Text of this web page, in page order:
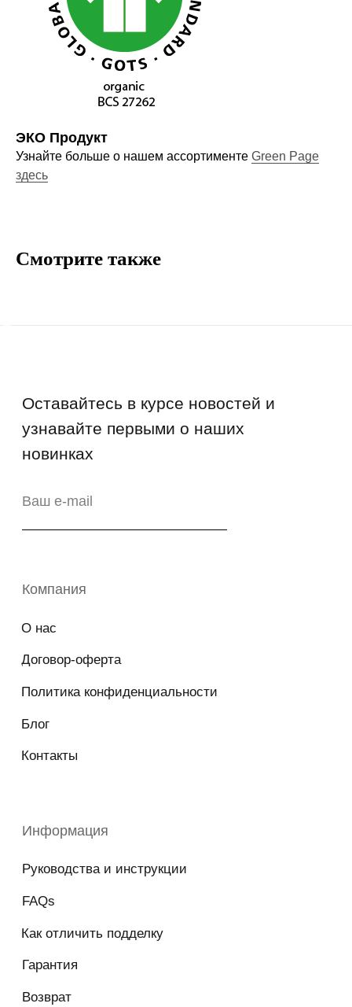
ЭКО Продукт
Узнайте больше о нашем ассортименте Green Page
здесь
Смотрите также
новинках
О нас
Договор-оферта
Политика конфиденциальности
Свидетельство на товарный знак